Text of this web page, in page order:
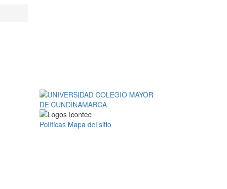
Políticas Mapa del sitio